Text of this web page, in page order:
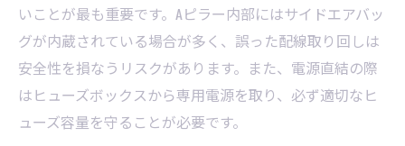
配線テク
配線隠しと電源確保を両立するヒューズ直
結方法
ヒューズ直結配線でドライブレコーダー取
いことが最も重要です。Aピラー内部にはサイドエアバッ
グが内蔵されている場合が多く、誤った配線取り回しは
安全性を損なうリスクがあります。また、電源直結の際
はヒューズボックスから専用電源を取り、必ず適切なヒ
ューズ容量を守ることが必要です。